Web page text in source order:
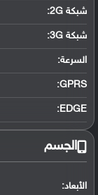
شبكة 2G:
شبكة 3G :
السرعة:
GPRS:
EDGE:
الجسم
الأبعاد: